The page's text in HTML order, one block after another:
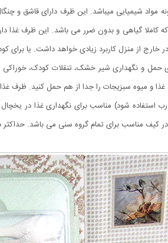
مواد شیمیایی میباشد. این ظرف دارای قاشق و
کاملا گیاهی و بدون ضرر می باشد. این ظرف
از منزل کاربرد زیادی خواهد داشت. یا برای
درب استفاده شود) مناسب برای نگهداری غذا در
می باشد. حداکثر دما برای سرمایش -20 درجه سانتیگراد و گرمایش